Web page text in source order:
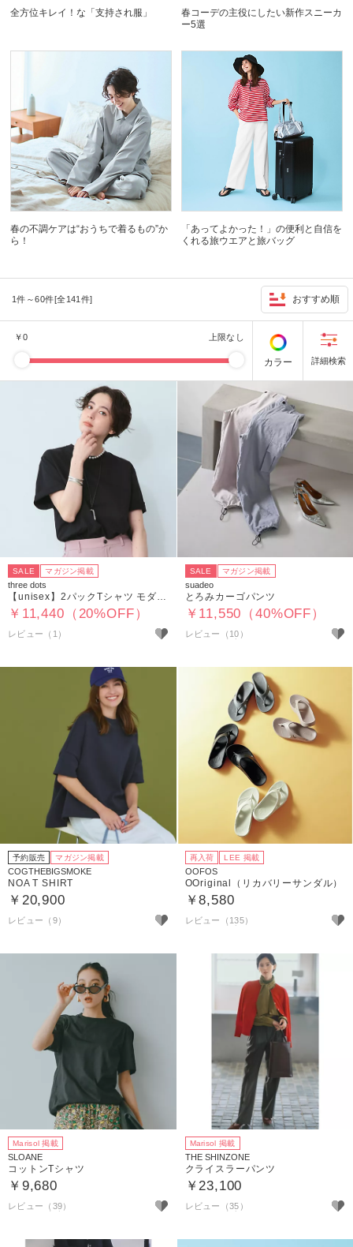
全方位キレイ！な「支持され服」
春コーデの主役にしたい新作スニーカ
ー5選
春の不調ケアは“おうちで着るもの”か
ら！
「あってよかった！」の便利と自信を
くれる旅ウエアと旅バッグ
1件～60件[全141件] おすすめ順
￥0 上限なし
カラー
SALE マガジン掲載
three dots
【unisex】2パックTシャツ モダンフィット
￥11,440（20%OFF）
レビュー（1）
SALE マガジン掲載
suadeo
とろみカーゴパンツ
￥11,550（40%OFF）
レビュー（10）
予約販売 マガジン掲載
COGTHEBIGSMOKE
NOA T SHIRT
￥20,900
レビュー（9）
再入荷 LEE 掲載
OOFOS
OOriginal（リカバリーサンダル）
￥8,580
レビュー（135）
Marisol 掲載
SLOANE
コットンTシャツ
￥9,680
レビュー（39）
Marisol 掲載
THE SHINZONE
クライスラーパンツ
￥23,100
レビュー（35）